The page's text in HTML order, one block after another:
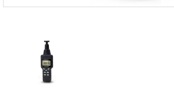
GASTRON
GREISINGER
HEIDON
Huatest